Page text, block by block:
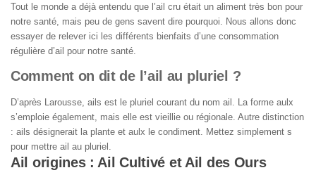
Tout le monde a déjà entendu que l’ail cru était un aliment très bon pour
notre santé, mais peu de gens savent dire pourquoi. Nous allons donc
essayer de relever ici les différents bienfaits d’une consommation
régulière d’ail pour notre santé.
Comment on dit de l’ail au pluriel ?
D’après Larousse, ails est le pluriel courant du nom ail
. La forme aulx
s’emploie également, mais elle est vieillie ou régionale. Autre distinction
: ails désignerait la plante et aulx le condiment. Mettez simplement s
pour mettre ail au pluriel.
Ail origines : Ail Cultivé et Ail des Ours